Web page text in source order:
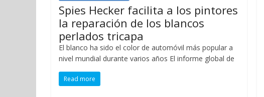
Spies Hecker facilita a los pintores
la reparación de los blancos
perlados tricapa
El blanco ha sido el color de automóvil más popular a
nivel mundial durante varios años El informe global de
Read more